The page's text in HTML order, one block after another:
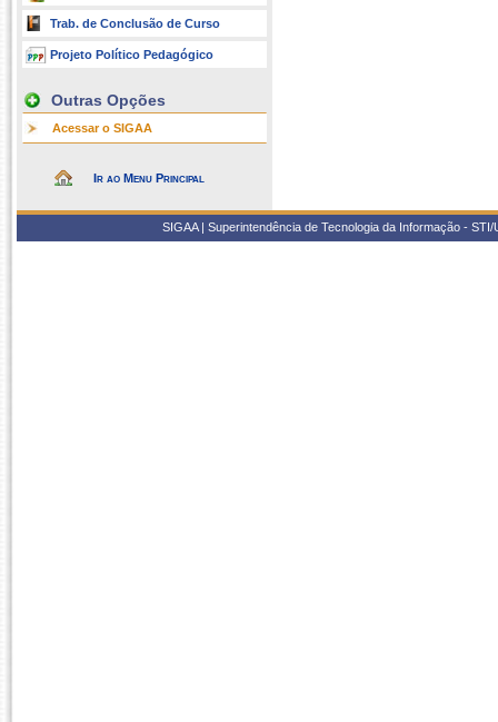
Trab. de Conclusão de Curso
Projeto Político Pedagógico
Outras Opções
Acessar o SIGAA
Ir ao Menu Principal
SIGAA | Superintendência de Tecnologia da Informação -